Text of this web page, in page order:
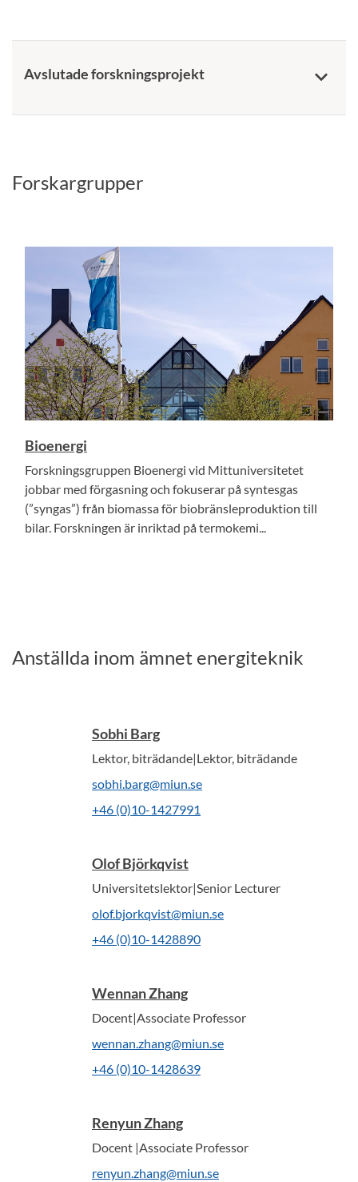
Avslutade forskningsprojekt keyboard_arrow_down
Forskargrupper
Bioenergi
Forskningsgruppen Bioenergi vid Mittuniversitetet
jobbar med förgasning och fokuserar på syntesgas
(”syngas”) från biomassa för biobränsleproduktion till
bilar. Forskningen är inriktad på termokemi...
Anställda inom ämnet energiteknik
Sobhi Barg
Lektor, biträdande|Lektor, biträdande
sobhi.barg@miun.se
+46 (0)10-1427991
Olof Björkqvist
Universitetslektor|Senior Lecturer
olof.bjorkqvist@miun.se
+46 (0)10-1428890
Wennan Zhang
Docent|Associate Professor
wennan.zhang@miun.se
+46 (0)10-1428639
Renyun Zhang
Docent |Associate Professor
renyun.zhang@miun.se